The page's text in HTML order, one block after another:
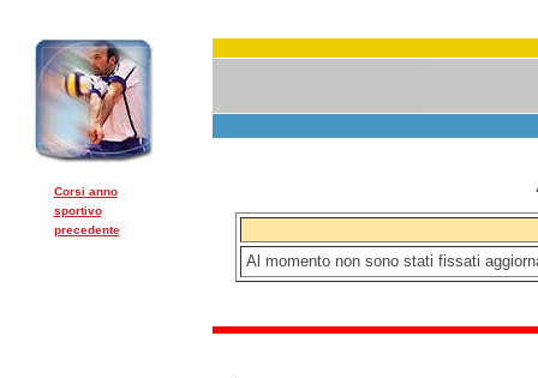
Corsi anno
sportivo
precedente
Al momento non sono stati fissati